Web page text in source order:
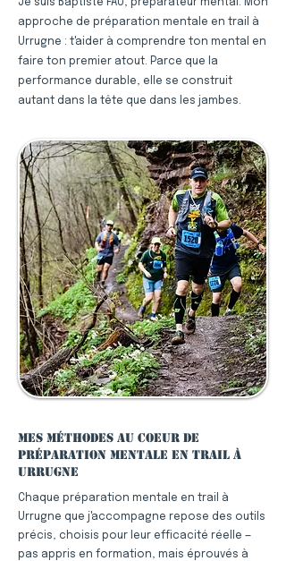
Je suis Baptiste FAU, préparateur mental. Mon
approche de préparation mentale en trail à
Urrugne : t'aider à comprendre ton mental en
faire ton premier atout. Parce que la
performance durable, elle se construit
autant dans la tête que dans les jambes.
Mes méthodes au coeur de
préparation mentale en trail à
Urrugne
Chaque préparation mentale en trail à
Urrugne que j'accompagne repose des outils
précis, choisis pour leur efficacité réelle —
pas appris en formation, mais éprouvés à